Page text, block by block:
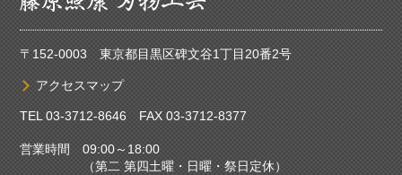
〒152-0003 東京都目黒区碑文谷1丁目20番2号
アクセスマップ
TEL03-3712-8646FAX 03-3712-8377
営業時間 09:00～18:00
（第二 第四土曜・日曜・祭日定休）